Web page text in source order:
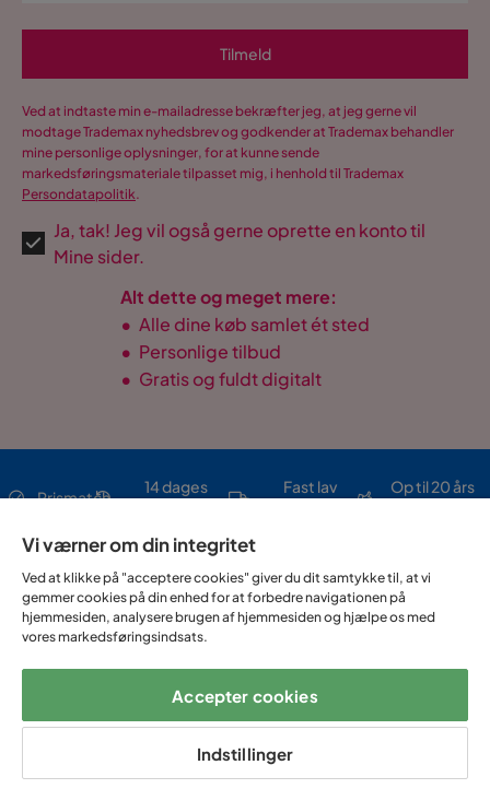
Tilmeld
Ved at indtaste min e-mailadresse bekræfter jeg, at jeg gerne vil
modtage Trademax nyhedsbrev og godkender at Trademax behandler
mine personlige oplysninger, for at kunne sende
markedsføringsmateriale tilpasset mig, i henhold til Trademax
Persondatapolitik.
Ja, tak! Jeg vil også gerne oprette en konto til
Mine sider.
Alt dette og meget mere:
• Alle dine køb samlet ét sted
• Personlige tilbud
• Gratis og fuldt digitalt
Prismatch
14 dages
Fast lav
Op til 20 års
Hjælp & kontakt
Sortiment & tilbud
Vi værner om din integritet
Ved at klikke på "acceptere cookies" giver du dit samtykke til, at vi
gemmer cookies på din enhed for at forbedre navigationen på
hjemmesiden, analysere brugen af hjemmesiden og hjælpe os med
vores markedsføringsindsats.
Accepter cookies
Indstillinger